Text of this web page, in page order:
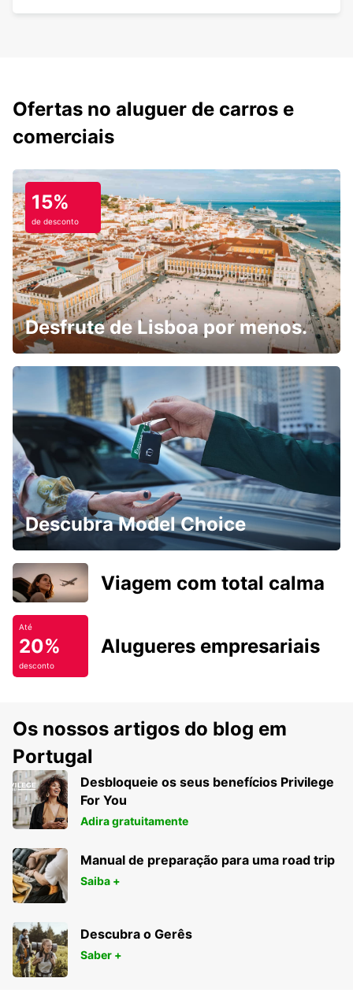
Ofertas no aluguer de carros e
comerciais
15%
de desconto
Desfrute de Lisboa por menos.
Descubra Model Choice
Viagem com total calma
Até
20%
desconto
Alugueres empresariais
Os nossos artigos do blog em
Portugal
Desbloqueie os seus benefícios Privilege
For You
Adira gratuitamente
Manual de preparação para uma road trip
Saiba +
Descubra o Gerês
Saber +